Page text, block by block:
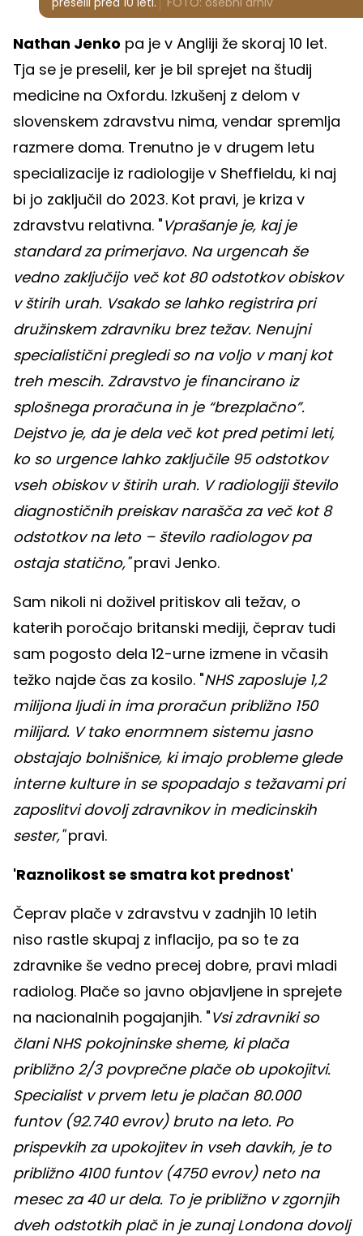
Nathan Jenko pa je v Angliji že skoraj 10 let.
Tja se je preselil, ker je bil sprejet na študij
medicine na Oxfordu. Izkušenj z delom v
slovenskem zdravstvu nima, vendar spremlja
razmere doma. Trenutno je v drugem letu
specializacije iz radiologije v Sheffieldu, ki naj
bi jo zaključil do 2023. Kot pravi, je kriza v
zdravstvu relativna. "Vprašanje je, kaj je
standard za primerjavo. Na urgencah še
vedno zaključijo več kot 80 odstotkov obiskov
v štirih urah. Vsakdo se lahko registrira pri
družinskem zdravniku brez težav. Nenujni
specialistični pregledi so na voljo v manj kot
treh mescih. Zdravstvo je financirano iz
splošnega proračuna in je “brezplačno”.
Dejstvo je, da je dela več kot pred petimi leti,
ko so urgence lahko zaključile 95 odstotkov
vseh obiskov v štirih urah. V radiologiji število
diagnostičnih preiskav narašča za več kot 8
odstotkov na leto – število radiologov pa
ostaja statično,"pravi Jenko.
Sam nikoli ni doživel pritiskov ali težav, o
katerih poročajo britanski mediji, čeprav tudi
sam pogosto dela 12-urne izmene in včasih
težko najde čas za kosilo. "NHS zaposluje 1,2
milijona ljudi in ima proračun približno 150
milijard. V tako enormnem sistemu jasno
obstajajo bolnišnice, ki imajo probleme glede
interne kulture in se spopadajo s težavami pri
zaposlitvi dovolj zdravnikov in medicinskih
sester,"pravi.
'Raznolikost se smatra kot prednost'
Čeprav plače v zdravstvu v zadnjih 10 letih
niso rastle skupaj z inflacijo, pa so te za
zdravnike še vedno precej dobre, pravi mladi
radiolog. Plače so javno objavljene in sprejete
na nacionalnih pogajanjih. "Vsi zdravniki so
člani NHS pokojninske sheme, ki plača
približno 2/3 povprečne plače ob upokojitvi.
Specialist v prvem letu je plačan 80.000
funtov (92.740 evrov) bruto na leto. Po
prispevkih za upokojitev in vseh davkih, je to
približno 4100 funtov (4750 evrov) neto na
mesec za 40 ur dela. To je približno v zgornjih
dveh odstotkih plač in je zunaj Londona dovolj